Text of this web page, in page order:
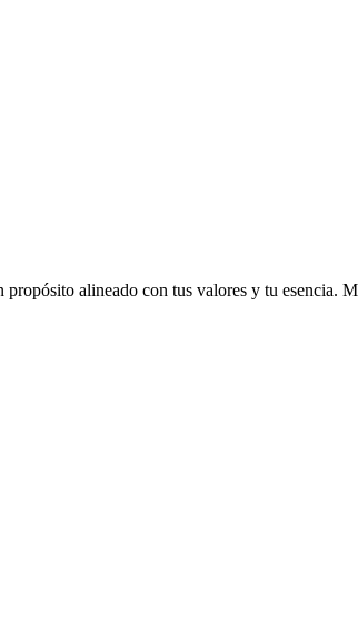
alineado con tus valores y tu